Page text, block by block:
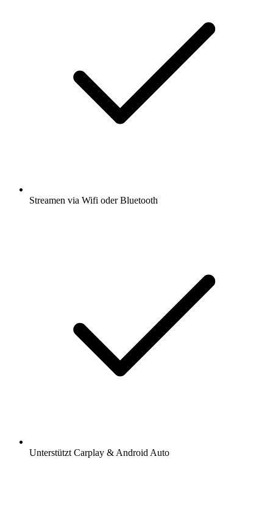
Streamen via Wifi oder Bluetooth
Unterstützt Carplay & Android Auto